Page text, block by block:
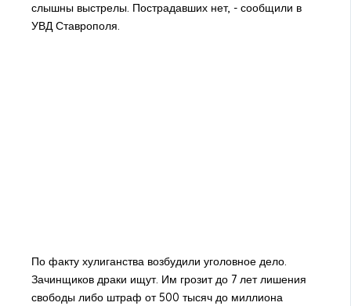
слышны выстрелы. Пострадавших нет, - сообщили в
УВД Ставрополя.
По факту хулиганства возбудили уголовное дело.
Зачинщиков драки ищут. Им грозит до 7 лет лишения
свободы либо штраф от 500 тысяч до миллиона